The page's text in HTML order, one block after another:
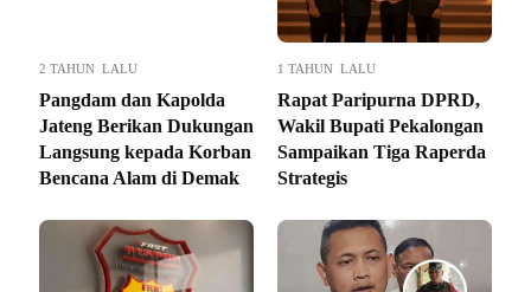
2 TAHUN LALU
Pangdam dan Kapolda
Jateng Berikan Dukungan
Langsung kepada Korban
Bencana Alam di Demak
1 TAHUN LALU
Rapat Paripurna DPRD,
Wakil Bupati Pekalongan
Sampaikan Tiga Raperda
Strategis